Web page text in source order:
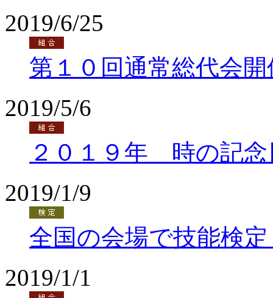
2019/6/25
第１０回通常総代会開
2019/5/6
２０１９年 時の記
2019/1/9
全国の会場で技能検
2019/1/1